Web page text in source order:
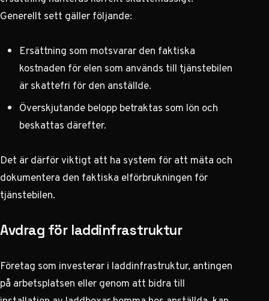
Generellt sett gäller följande:
Ersättning som motsvarar den faktiska
kostnaden för elen som används till tjänstebilen
är skattefri för den anställde.
Överskjutande belopp betraktas som lön och
beskattas därefter.
Det är därför viktigt att ha system för att mäta och
dokumentera den faktiska elförbrukningen för
tjänstebilen.
Avdrag för laddinfrastruktur
Företag som investerar i laddinfrastruktur, antingen
på arbetsplatsen eller genom att bidra till